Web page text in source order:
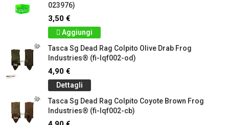
023976)
3,50 €
Aggiungi
Tasca Sg Dead Rag Colpito Olive Drab Frog
Industries® (fi-lqf002-od)
4,90 €
Dettagli
Tasca Sg Dead Rag Colpito Coyote Brown Frog
Industries® (fi-lqf002-cb)